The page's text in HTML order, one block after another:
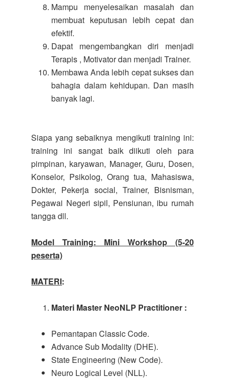
Mampu menyelesaikan masalah dan
membuat keputusan lebih cepat dan
efektif.
Dapat mengembangkan diri menjadi
Terapis , Motivator dan menjadi Trainer.
Membawa Anda lebih cepat sukses dan
bahagia dalam kehidupan. Dan masih
banyak lagi.
Siapa yang sebaiknya mengikuti training ini:
training ini sangat baik diikuti oleh para
pimpinan, karyawan, Manager, Guru, Dosen,
Konselor, Psikolog, Orang tua, Mahasiswa,
Dokter, Pekerja social, Trainer, Bisnisman,
Pegawai Negeri sipil, Pensiunan, ibu rumah
tangga dll.
Model Training: Mini Workshop (5-20
peserta)
MATERI:
Materi Master NeoNLP Practitioner :
Pemantapan Classic Code.
Advance Sub Modality (DHE).
State Engineering (New Code).
Neuro Logical Level (NLL).